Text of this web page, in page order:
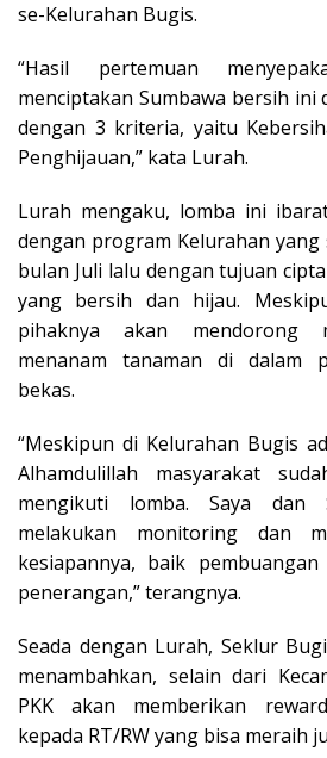
se-Kelurahan Bugis.
“Hasil pertemuan
menciptakan Sumbawa bersih ini
dengan 3 kriteria, yaitu
Penghijauan,” kata Lurah.
Lurah mengaku, lomba ini
dengan program Kelurahan yang
bulan Juli lalu dengan tujuan
yang bersih dan hijau.
pihaknya akan mendorong
menanam tanaman di dalam
bekas.
“Meskipun di Kelurahan Bugis
Alhamdulillah masyarakat
mengikuti lomba. Saya dan
melakukan monitoring dan
kesiapannya, baik
penerangan,” terangnya.
Seada dengan Lurah, Seklur
menambahkan, selain dari
PKK akan memberikan
kepada RT/RW yang bisa meraih